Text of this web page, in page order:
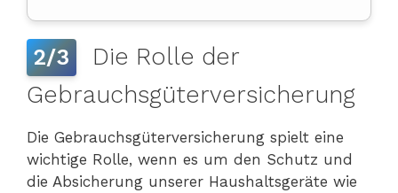
2/3
Die Rolle der
Gebrauchsgüterversicherung
Die Gebrauchsgüterversicherung spielt eine
wichtige Rolle, wenn es um den Schutz und
die Absicherung unserer Haushaltsgeräte wie